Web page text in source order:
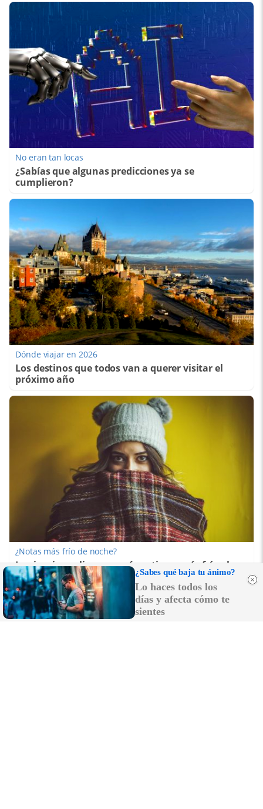
No eran tan locas
¿Sabías que algunas predicciones ya se
cumplieron?
Dónde viajar en 2026
Los destinos que todos van a querer visitar el
próximo año
¿Notas más frío de noche?
La ciencia explica por qué sentimos más frío al
final del día
¿Sabes qué baja tu ánimo?
Lo haces todos los
días y afecta cómo te
sientes